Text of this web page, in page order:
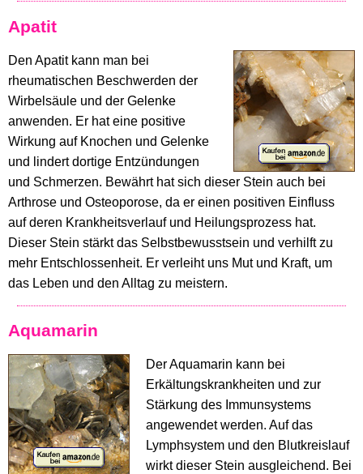
Apatit
Den Apatit kann man bei
rheumatischen Beschwerden der
Wirbelsäule und der Gelenke
anwenden. Er hat eine positive
Wirkung auf Knochen und Gelenke
und lindert dortige Entzündungen
und Schmerzen. Bewährt hat sich dieser Stein auch bei
Arthrose und Osteoporose, da er einen positiven Einfluss
auf deren Krankheitsverlauf und Heilungsprozess hat.
Dieser Stein stärkt das Selbstbewusstsein und verhilft zu
mehr Entschlossenheit. Er verleiht uns Mut und Kraft, um
das Leben und den Alltag zu meistern.
Aquamarin
Der Aquamarin kann bei
Erkältungskrankheiten und zur
Stärkung des Immunsystems
angewendet werden. Auf das
Lymphsystem und den Blutkreislauf
wirkt dieser Stein ausgleichend. Bei